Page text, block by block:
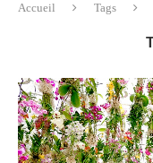
Accueil Tags